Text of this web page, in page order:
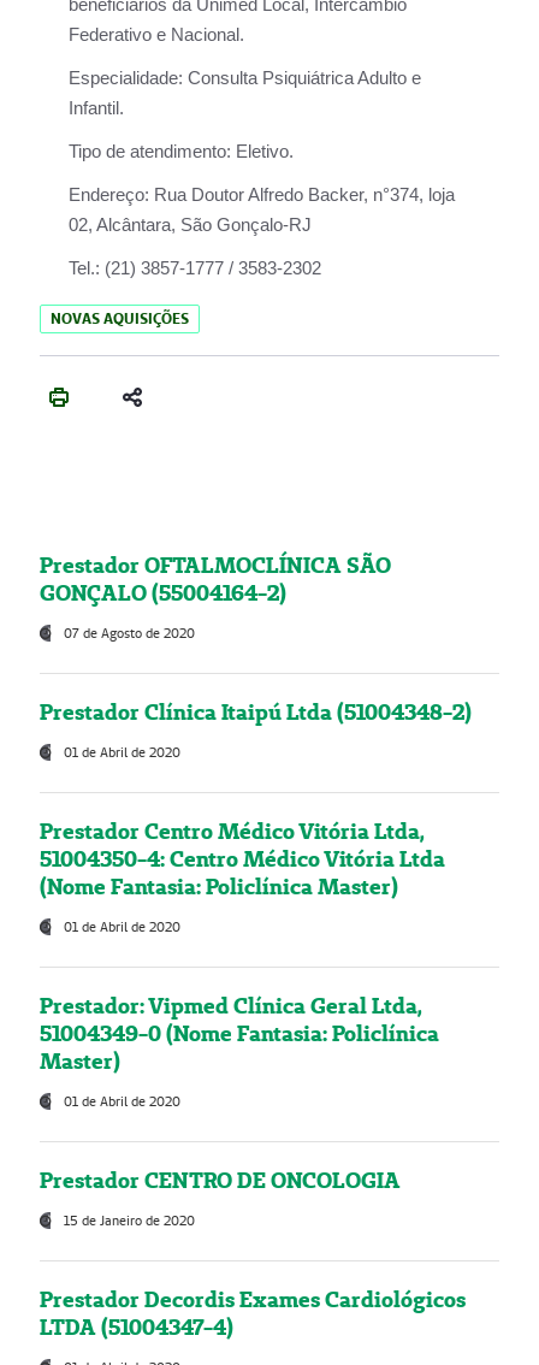
beneficiários da Unimed Local, Intercâmbio
Federativo e Nacional.
Especialidade: Consulta Psiquiátrica Adulto e
Infantil.
Tipo de atendimento: Eletivo.
Endereço: Rua Doutor Alfredo Backer, n°374, loja
02, Alcântara, São Gonçalo-RJ
Tel.: (21) 3857-1777 / 3583-2302
NOVAS AQUISIÇÕES
Prestador OFTALMOCLÍNICA SÃO
GONÇALO (55004164-2)
07 de Agosto de 2020
Prestador Clínica Itaipú Ltda (51004348-2)
01 de Abril de 2020
Prestador Centro Médico Vitória Ltda,
51004350-4: Centro Médico Vitória Ltda
(Nome Fantasia: Policlínica Master)
01 de Abril de 2020
Prestador: Vipmed Clínica Geral Ltda,
51004349-0 (Nome Fantasia: Policlínica
Master)
01 de Abril de 2020
Prestador CENTRO DE ONCOLOGIA
15 de Janeiro de 2020
Prestador Decordis Exames Cardiológicos
LTDA (51004347-4)